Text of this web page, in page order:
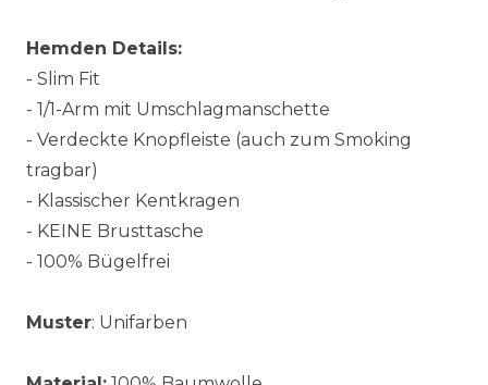
Hemden Details:
- Slim Fit
- 1/1-Arm mit Umschlagmanschette
- Verdeckte Knopfleiste (auch zum Smoking
tragbar)
- Klassischer Kentkragen
- KEINE Brusttasche
- 100% Bügelfrei
Muster: Unifarben